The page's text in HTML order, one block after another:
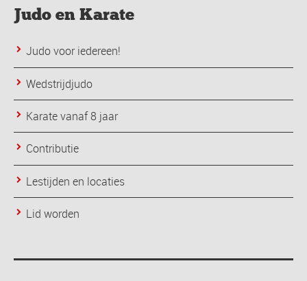
Judo en Karate
Judo voor iedereen!
Wedstrijdjudo
Karate vanaf 8 jaar
Contributie
Lestijden en locaties
Lid worden